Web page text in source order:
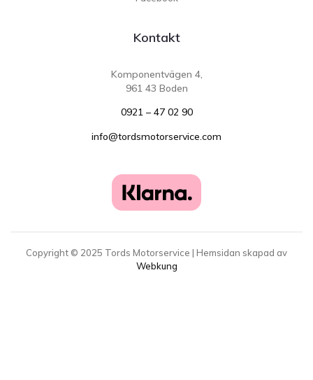
Kontakt
Komponentvägen 4,
961 43 Boden
0921 – 47 02 90
info@tordsmotorservice.com
Copyright © 2025 Tords Motorservice | Hemsidan skapad av
Webkung